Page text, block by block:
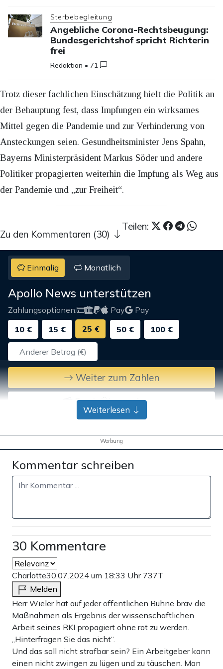
Sterbebegleitung
Angebliche Corona-Rechtsbeugung:
Bundesgerichtshof spricht Richterin
frei
Redaktion •71
Trotz dieser fachlichen Einschätzung hielt die Politik an
der Behauptung fest, dass Impfungen ein wirksames
Mittel gegen die Pandemie und zur Verhinderung von
Ansteckungen seien. Gesundheitsminister Jens Spahn,
Bayerns Ministerpräsident Markus Söder und andere
Politiker propagierten weiterhin die Impfung als Weg aus
der Pandemie und „zur Freiheit“.
Teilen:
Zu den Kommentaren (30)
Einmalig Monatlich
Apollo News unterstützen
Zahlungsoptionen: Pay
Pay
10 €
15 € 25 € 50 € 100 €
Weiter zum Zahlen
Bank-Überweisung
Weiterlesen
Werbung
Kommentar schreiben
30 Kommentare
Charlotte30.07.2024 um 18:33 Uhr 737T
Melden
Herr Wieler hat auf jeder öffentlichen Bühne brav die
Maßnahmen als Ergebnis der wissenschaftlichen
Arbeit seines RKI propagiert ohne rot zu werden.
„Hinterfragen Sie das nicht“.
Und das soll nicht strafbar sein? Ein Arbeitgeber kann
einen nicht zwingen zu lügen und zu täuschen. Man